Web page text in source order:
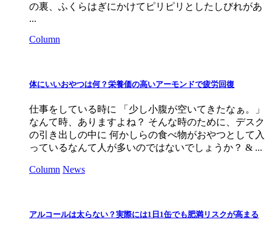
の裏、ふくらはぎにかけてピリピリとしたしびれがあ
...
Column
体にいいおやつは何？栄養価の高いアーモンドで疲労回復
仕事をしている時に 「少し小腹が空いてきたなぁ。」
なんて時、ありますよね？ そんな時のために、デスク
の引き出しの中に 何かしらの食べ物がおやつとして入
っているなんて人が多いのではないでしょうか？ & ...
Column News
アルコールは太らない？実際には1日1缶でも肥満リスクが高まる